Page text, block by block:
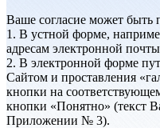
Ваше согласие может быть
1. В устной форме,
адресам электронной
2. В электронной форме
Сайтом и проставления
кнопки на
кнопки «Понятно» (текст
Приложении № 3).